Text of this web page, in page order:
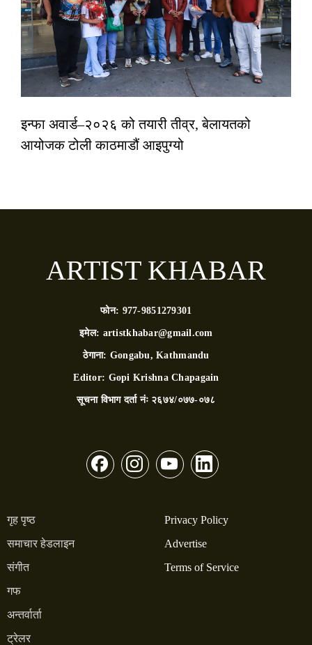
इन्फा अवार्ड–२०२६ को तयारी तीव्र, बेलायतको
आयोजक टोली काठमाडौं आइपुग्यो
ARTIST KHABAR
फोन: 977-9851279301
इमेल: artistkhabar@gmail.com
ठेगाना: Gongabu, Kathmandu
Editor: Gopi Krishna Chapagain
सूचना विभाग दर्ता नंः २६७४/०७७-०७८
गृह पृष्ठ
समाचार हेडलाइन
संगीत
गफ
अन्तर्वार्ता
ट्रेलर
Privacy Policy
Advertise
Terms of Service